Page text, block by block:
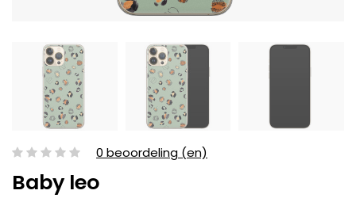
0 beoordeling (en)
Baby leo